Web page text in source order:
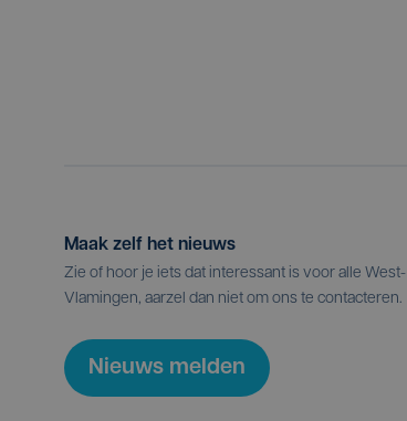
Maak zelf het nieuws
Zie of hoor je iets dat interessant is voor alle West-
Vlamingen, aarzel dan niet om ons te contacteren.
Nieuws melden